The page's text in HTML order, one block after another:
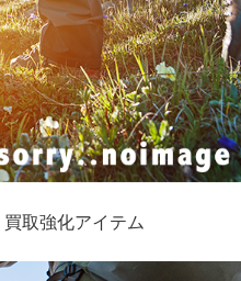
買取強化アイテム